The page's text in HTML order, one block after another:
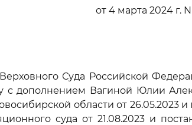
от 4 марта 2024 г.
Суда Российской
с дополнением Вагиной Юлии
области от 26.05.2023
суда от 21.08.2023 и